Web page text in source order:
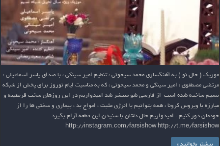
موزیک ( حال نو ) به آهنگسازی محمد سیحونی ، تنظیم امیر سینکی ، با صدای یاسر اسماعیلی ،
مرتضی مصطفوی ، امیر سینکی و محمد سیحونی ، که به مناسبت ایام نوروز برای پخش از شبکه
نسیم ساخته شده است از فارسی شو منتشر شد امیدواریم در این روزهای سخت قرنطینه و
مبارزه با ویروس کرونا ، همه بتوانیم با انرژی مثبت ، امواج بد ، بیماری و سختی ها را از
خودمان دور کنیم . امیدواریم حال دلتان با شنیدن این قطعه آرام بگیرد
http://instagram.com/farsishow http://t.me/farsishow
بیشتر بخوانید »